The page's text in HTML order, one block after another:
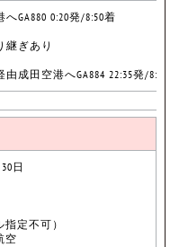
GA880 0:20発/8:50着
ぎあり
成田空港へGA884 22:35発/8:50着
日
定不可）
空